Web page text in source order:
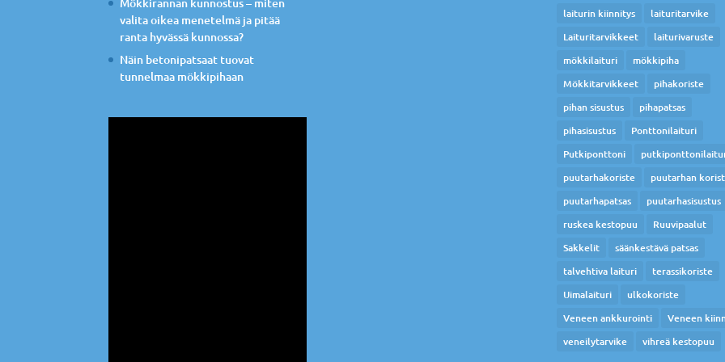
Mökkirannan kunnostus – miten
valita oikea menetelmä ja pitää
ranta hyvässä kunnossa?
Näin betonipatsaat tuovat
tunnelmaa mökkipihaan
laiturin kiinnitys
laituritarvike
Laituritarvikkeet
laiturivaruste
mökkilaituri
mökkipiha
Mökkitarvikkeet
pihakoriste
pihan sisustus
pihapatsas
pihasisustus
Ponttonilaituri
Putkiponttoni
puutarhakoriste
puutarhan
puutarhapatsas
puutarhasisustus
ruskea kestopuu
Ruuvipaalut
Sakkelit
säänkestävä patsas
talvehtiva laituri
terassikoriste
Uimalaituri
ulkokoriste
Veneen ankkurointi
Veneen
veneilytarvike
vihreä kestopuu